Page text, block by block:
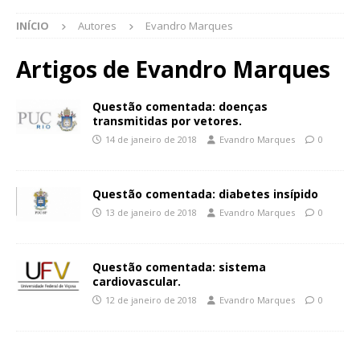
INÍCIO Autores Evandro Marques
Artigos de Evandro Marques
Questão comentada: doenças
transmitidas por vetores.
14 de janeiro de 2018 Evandro Marques 0
Questão comentada: diabetes insípido
13 de janeiro de 2018 Evandro Marques 0
Questão comentada: sistema
cardiovascular.
12 de janeiro de 2018 Evandro Marques 0